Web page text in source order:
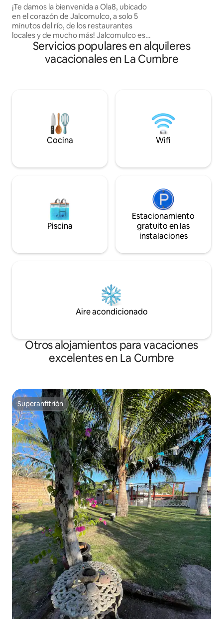
​¡Te damos la bienvenida a Ola8, ubicado
en el corazón de Jalcomulco, a solo 5
minutos del río, de los restaurantes
locales y de mucho más! ​Jalcomulco es
un pueblo vibrante donde puedes
disfrutar de actividades al aire libre como
senderismo, rafting, tirolesa y mucho
parrilla. También te encantará el amplio
patio, perfecto para relajarte y pasar
tiempo de calidad con tus seres
interior.
Servicios populares en alquileres
vacacionales en La Cumbre
Cocina Wifi
Piscina
Estacionamiento
gratuito en las
instalaciones
Aire acondicionado
Otros alojamientos para vacaciones
excelentes en La Cumbre
Superanfitrión
Superanfitrión